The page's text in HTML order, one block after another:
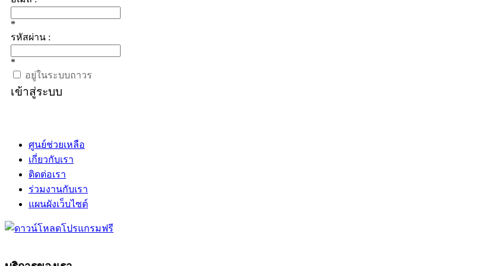
*
รหัสผ่าน :
*
อยู่ในระบบถาวร
เข้าสู่ระบบ
ศูนย์ช่วยเหลือ
เกี่ยวกับเรา
ติดต่อเรา
ร่วมงานกับเรา
แผนผังเว็บไซต์